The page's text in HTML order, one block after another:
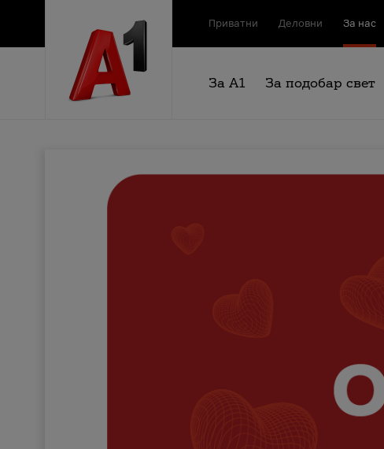
Приватни Деловни За нас
За А1 За подобар свет